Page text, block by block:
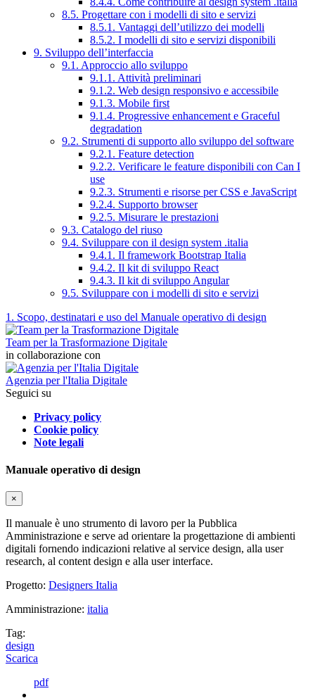
8.5. Progettare con i modelli di sito e servizi
8.5.1. Vantaggi dell’utilizzo dei modelli
8.5.2. I modelli di sito e servizi disponibili
9. Sviluppo dell’interfaccia
9.1. Approccio allo sviluppo
9.1.1. Attività preliminari
9.1.2. Web design responsivo e accessibile
9.1.3. Mobile first
9.1.4. Progressive enhancement e Graceful
degradation
9.2. Strumenti di supporto allo sviluppo del software
9.2.1. Feature detection
9.2.2. Verificare le feature disponibili con Can I
use
9.2.3. Strumenti e risorse per CSS e JavaScript
9.2.4. Supporto browser
9.2.5. Misurare le prestazioni
9.3. Catalogo del riuso
9.4. Sviluppare con il design system .italia
9.4.1. Il framework Bootstrap Italia
9.4.2. Il kit di sviluppo React
9.4.3. Il kit di sviluppo Angular
9.5. Sviluppare con i modelli di sito e servizi
1. Scopo, destinatari e uso del Manuale operativo di design
Team per la Trasformazione Digitale
in collaborazione con
Agenzia per l'Italia Digitale
Seguici su
Privacy policy
Cookie policy
Note legali
Manuale operativo di design
×
Il manuale è uno strumento di lavoro per la Pubblica
Amministrazione e serve ad orientare la progettazione di ambienti
digitali fornendo indicazioni relative al service design, alla user
research, al content design e alla user interface.
Progetto: Designers Italia
Amministrazione: italia
Tag:
design
Scarica
pdf